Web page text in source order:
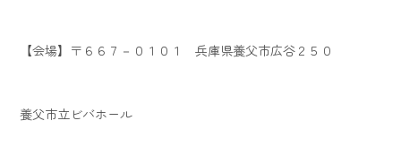
【会場】〒６６７－０１０１ 兵庫県養父市広谷２５０
養父市立ビバホール